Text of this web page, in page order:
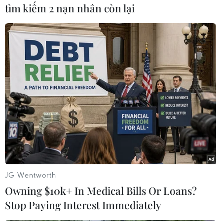
chính sách, áp dụng các chương trình giáp dục
đào tạo trực tuyến linh hoạt, ứng dụng công
nghệ số cho các doanh nghiệp nhỏ và siêu nhỏ
do phụ nữ làm chủ đồng thời cung cấp các dịch
vụ tài chính và phi tài chính cho phụ nữ yếu thế
nhằm góp phần cải thiện chất lượng cuộc sống
và vị thế của phụ nữ.
tìm kiếm 2 nạn nhân còn lại
JG Wentworth
Owning $10k+ In Medical Bills Or Loans?
Stop Paying Interest Immediately